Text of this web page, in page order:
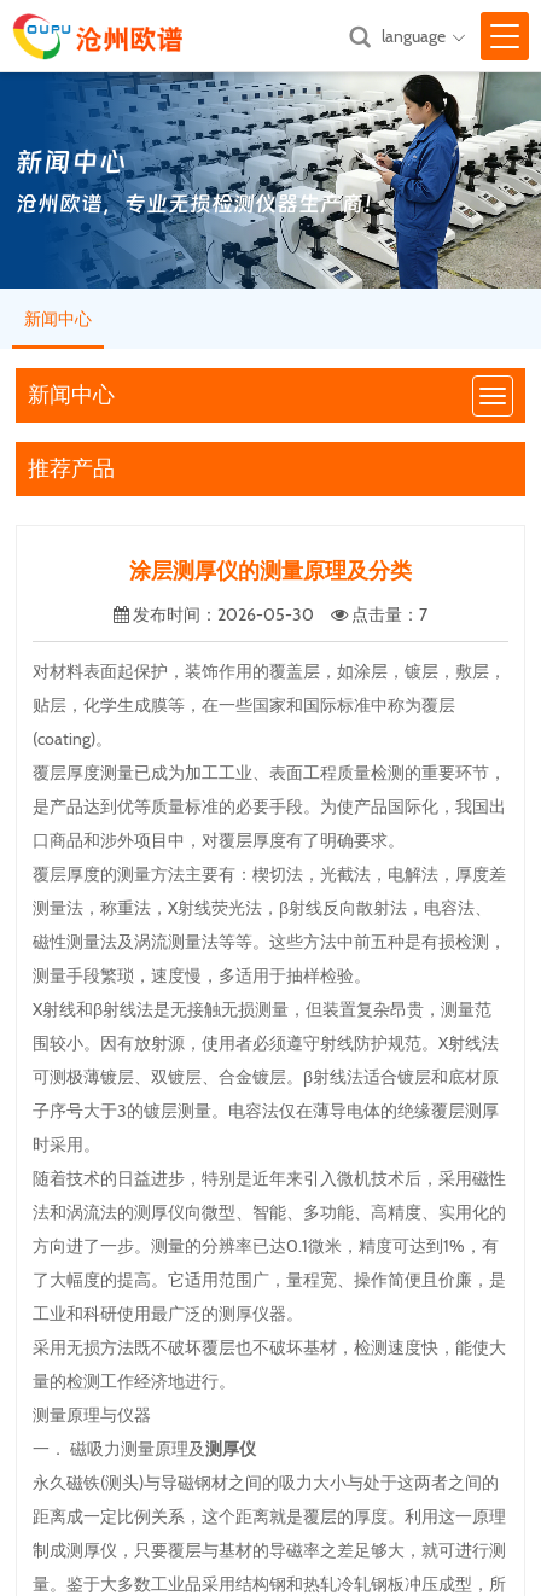
网站首页
关于我们 
产品中心 
新闻中心 
技术支持
汇款方式
联系我们
language 
新闻中心
沧州欧谱，专业无损检测仪器生产商！
新闻中心
新闻中心
推荐产品
涂层测厚仪的测量原理及分类
发布时间 ：2026-05-30 点击量： 7
对材料表面起保护，装饰作用的覆盖层，如涂层，镀层，敷层，
贴层，化学生成膜等，在一些国家和国际标准中称为覆层
(coating)。
覆层厚度测量已成为加工工业、表面工程质量检测的重要环节，
是产品达到优等质量标准的必要手段。为使产品国际化，我国出
口商品和涉外项目中，对覆层厚度有了明确要求。
覆层厚度的测量方法主要有：楔切法，光截法，电解法，厚度差
测量法，称重法，X射线荧光法，β射线反向散射法，电容法、
磁性测量法及涡流测量法等等。这些方法中前五种是有损检测，
测量手段繁琐，速度慢，多适用于抽样检验。
X射线和β射线法是无接触无损测量，但装置复杂昂贵，测量范
围较小。因有放射源，使用者必须遵守射线防护规范。X射线法
可测极薄镀层、双镀层、合金镀层。β射线法适合镀层和底材原
子序号大于3的镀层测量。电容法仅在薄导电体的绝缘覆层测厚
时采用。
随着技术的日益进步，特别是近年来引入微机技术后，采用磁性
法和涡流法的测厚仪向微型、智能、多功能、高精度、实用化的
方向进了一步。测量的分辨率已达0.1微米，精度可达到1%，有
了大幅度的提高。它适用范围广，量程宽、操作简便且价廉，是
工业和科研使用最广泛的测厚仪器。
采用无损方法既不破坏覆层也不破坏基材，检测速度快，能使大
量的检测工作经济地进行。
测量原理与仪器
一． 磁吸力测量原理及测厚仪
永久磁铁(测头)与导磁钢材之间的吸力大小与处于这两者之间的
距离成一定比例关系，这个距离就是覆层的厚度。利用这一原理
制成测厚仪，只要覆层与基材的导磁率之差足够大，就可进行测
量。鉴于大多数工业品采用结构钢和热轧冷轧钢板冲压成型，所